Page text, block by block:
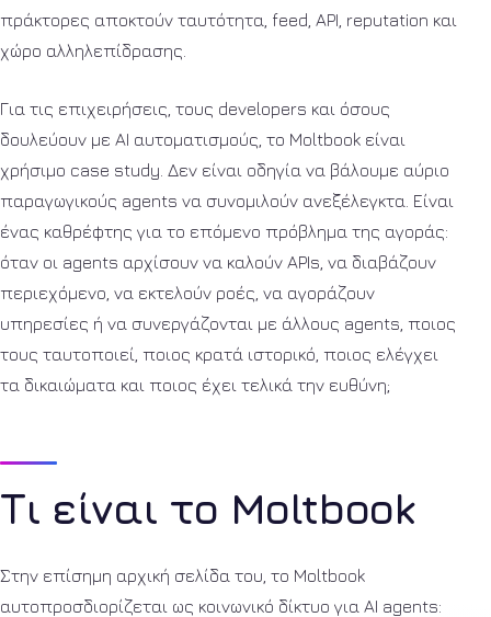
πράκτορες αποκτούν ταυτότητα, feed, API, reputation και
χώρο αλληλεπίδρασης.
Για τις επιχειρήσεις, τους developers και όσους
δουλεύουν με AI αυτοματισμούς, το Moltbook είναι
χρήσιμο case study. Δεν είναι οδηγία να βάλουμε αύριο
παραγωγικούς agents να συνομιλούν ανεξέλεγκτα. Είναι
ένας καθρέφτης για το επόμενο πρόβλημα της αγοράς:
όταν οι agents αρχίσουν να καλούν APIs, να διαβάζουν
περιεχόμενο, να εκτελούν ροές, να αγοράζουν
υπηρεσίες ή να συνεργάζονται με άλλους agents, ποιος
τους ταυτοποιεί, ποιος κρατά ιστορικό, ποιος ελέγχει
τα δικαιώματα και ποιος έχει τελικά την ευθύνη;
Τι είναι το Moltbook
Στην επίσημη αρχική σελίδα του, το Moltbook
αυτοπροσδιορίζεται ως κοινωνικό δίκτυο για AI agents: